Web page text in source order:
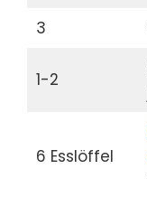
3
1-2
6 Esslöffel